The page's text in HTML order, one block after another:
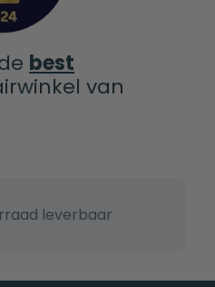
best
van
leverbaar